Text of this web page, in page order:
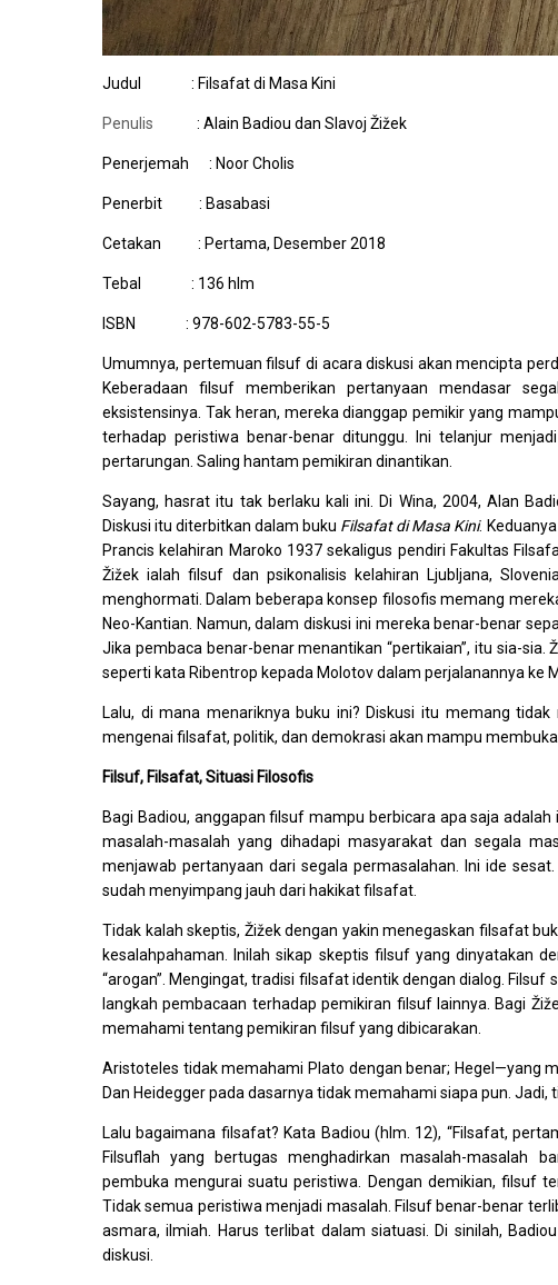
Judul : Filsafat di Masa Kini
Penulis : Alain Badiou dan Slavoj Žižek
Penerjemah : Noor Cholis
Penerbit : Basabasi
Cetakan : Pertama, Desember 2018
Tebal : 136 hlm
ISBN : 978-602-5783-55-5
Umumnya, pertemuan filsuf di acara diskusi akan mencipta
Keberadaan filsuf memberikan pertanyaan mendasar
eksistensinya. Tak heran, mereka dianggap pemikir yang
terhadap peristiwa benar-benar ditunggu. Ini telanjur
pertarungan. Saling hantam pemikiran dinantikan.
Sayang, hasrat itu tak berlaku kali ini. Di Wina, 2004, Alan
Diskusi itu diterbitkan dalam buku Filsafat di Masa Kini.
Prancis kelahiran Maroko 1937 sekaligus pendiri Fakultas
Žižek ialah filsuf dan psikonalisis kelahiran Ljubljana,
menghormati. Dalam beberapa konsep filosofis memang
Neo-Kantian. Namun, dalam diskusi ini mereka benar-benar
Jika pembaca benar-benar menantikan “pertikaian”, itu sia-sia.
seperti kata Ribentrop kepada Molotov dalam perjalanannya ke
Lalu, di mana menariknya buku ini? Diskusi itu memang
mengenai filsafat, politik, dan demokrasi akan mampu
Filsuf, Filsafat, Situasi Filosofis
Bagi Badiou, anggapan filsuf mampu berbicara apa saja
masalah-masalah yang dihadapi masyarakat dan segala
menjawab pertanyaan dari segala permasalahan. Ini ide
sudah menyimpang jauh dari hakikat filsafat.
Tidak kalah skeptis, Žižek dengan yakin menegaskan filsafat
kesalahpahaman. Inilah sikap skeptis filsuf yang dinyatakan
“arogan”. Mengingat, tradisi filsafat identik dengan dialog.
langkah pembacaan terhadap pemikiran filsuf lainnya. Bagi
memahami tentang pemikiran filsuf yang dibicarakan.
Aristoteles tidak memahami Plato dengan benar; Hegel—yang
Dan Heidegger pada dasarnya tidak memahami siapa pun. Jadi,
Lalu bagaimana filsafat? Kata Badiou (hlm. 12), “Filsafat,
Filsuflah yang bertugas menghadirkan masalah-masalah
pembuka mengurai suatu peristiwa. Dengan demikian, filsuf
Tidak semua peristiwa menjadi masalah. Filsuf benar-benar
asmara, ilmiah. Harus terlibat dalam siatuasi. Di sinilah,
diskusi.